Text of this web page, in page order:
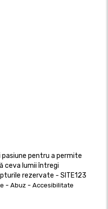
pentru a permite
ceva lumii întregi
rezervate - SITE123
- Abuz - Accesibilitate